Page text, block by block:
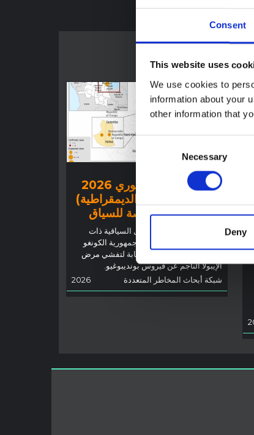
Consent
This website uses
We use cookies to
information about your
other information that
Necessary
Deny
تفشي إيبولا في إيتوري 2026
(جمهورية الكونغو الديمقراطية)
– نظرة عامة ملخصة للسياق
توضح هذه المذكرة العوامل السياقية ذات
الصلة في مقاطعة إيتوري، جمهورية الكونغو
الديمقراطية، لإعلام الاستجابة لتفشي مرض
الإيبولا الناجم عن فيروس بونديبوغيو.
شبكة أبحاث المخاطر المتعددة
2026